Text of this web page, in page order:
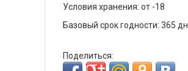
Условия хранения: от -18
Базовый срок годности: 365 дн.
Поделиться: